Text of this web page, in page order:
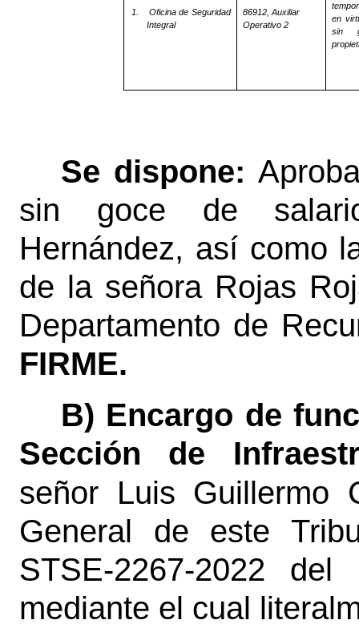
1.
Oficina de Seguridad
Integral
86912, Auxiliar
Operativo 2
en
sin
Se dispone:
sin goce de
Hernández, así como
de la señora Rojas
Departamento de
FIRME.
B) Encargo de
Sección de
señor Luis Guillermo
General de este
STSE-2267-2022
mediante el cual